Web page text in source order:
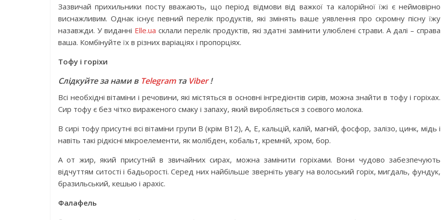
Зазвичай прихильники посту вважають, що період відмови від важкої та калорійної їжі є неймовірно
виснажливим. Однак існує певний перелік продуктів, які змінять ваше уявлення про скромну пісну їжу
назавжди. У виданні Elle.ua склали перелік продуктів, які здатні замінити улюблені страви. А далі – справа
ваша. Комбінуйте їх в різних варіаціях і пропорціях.
Тофу і горіхи
Слідкуйте за нами в Telegramта Viber!
Всі необхідні вітаміни і речовини, які містяться в основні інгредієнтів сирів, можна знайти в тофу і горіхах.
Сир тофу є без чітко вираженого смаку і запаху, який виробляється з соєвого молока.
В сирі тофу присутні всі вітаміни групи В (крім В12), А, Е, кальцій, калій, магній, фосфор, залізо, цинк, мідь і
навіть такі рідкісні мікроелементи, як молібден, кобальт, кремній, хром, бор.
А от жир, який присутній в звичайних сирах, можна замінити горіхами. Вони чудово забезпечують
відчуттям ситості і бадьорості. Серед них найбільше зверніть увагу на волоський горіх, мигдаль, фундук,
бразильський, кешью і арахіс.
Фалафель